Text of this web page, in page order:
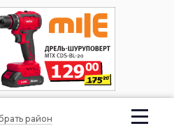
район